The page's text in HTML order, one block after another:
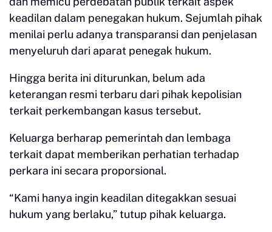
keadilan dalam penegakan hukum. Sejumlah pihak
menilai perlu adanya transparansi dan penjelasan
menyeluruh dari aparat penegak hukum.
Hingga berita ini diturunkan, belum ada
keterangan resmi terbaru dari pihak kepolisian
terkait perkembangan kasus tersebut.
Keluarga berharap pemerintah dan lembaga
terkait dapat memberikan perhatian terhadap
perkara ini secara proporsional.
“Kami hanya ingin keadilan ditegakkan sesuai
hukum yang berlaku,” tutup pihak keluarga.